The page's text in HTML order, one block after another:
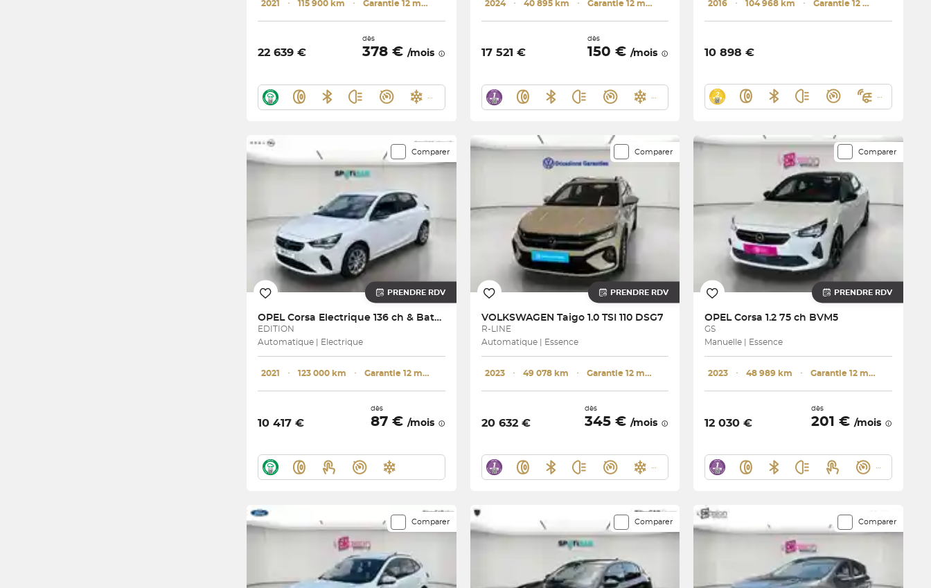
2021 ･ 115 900 km ･ Garantie 12 mois
22 639 €
dès
378 € /mois
2024 ･ 40 895 km ･ Garantie 12 mois
17 521 €
dès
150 €/mois
2016 ･ 104 968 km ･ Garantie 12 mois
10 898 €
Comparer
PRENDRE RDV
OPEL Corsa Electrique 136 ch & Batterie 50 kWh
EDITION
Automatique | Electrique
2021 ･ 123 000 km ･ Garantie 12 mois
10 417 €
dès
87 € /mois
Comparer
PRENDRE RDV
VOLKSWAGEN Taigo 1.0 TSI 110 DSG7
R-LINE
Automatique | Essence
2023 ･ 49 078 km ･ Garantie 12 mois
20 632 €
dès
345 €/mois
Comparer
PRENDRE RDV
OPELCorsa 1.2 75 ch BVM5
GS
Manuelle | Essence
2023 ･ 48 989 km ･ Garantie 12 mois
12 030 €
dès
201 € /mois
Comparer Comparer Comparer